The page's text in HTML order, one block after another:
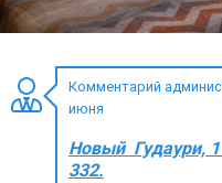
Комментарий
июня
Новый Гудаури,
332.